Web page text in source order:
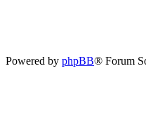
Powered by phpBB® Forum